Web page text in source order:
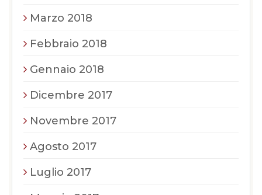
Marzo 2018
Febbraio 2018
Gennaio 2018
Dicembre 2017
Novembre 2017
Agosto 2017
Luglio 2017